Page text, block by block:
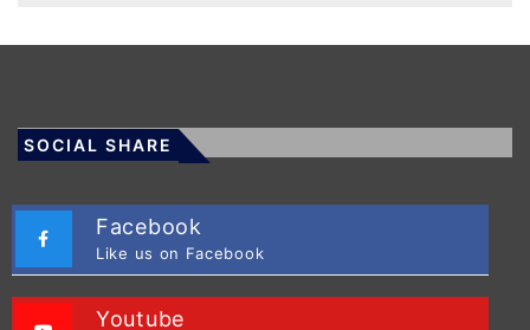
SOCIAL SHARE
Facebook
Like us on Facebook
Youtube